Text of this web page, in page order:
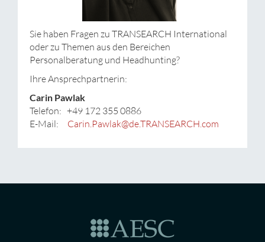
Sie haben Fragen zu TRANSEARCH International
oder zu Themen aus den Bereichen
Personalberatung und Headhunting?
Ihre Ansprechpartnerin:
Carin Pawlak
Telefon: +49 172 355 0886
E-Mail: Carin.Pawlak@de.TRANSEARCH.com